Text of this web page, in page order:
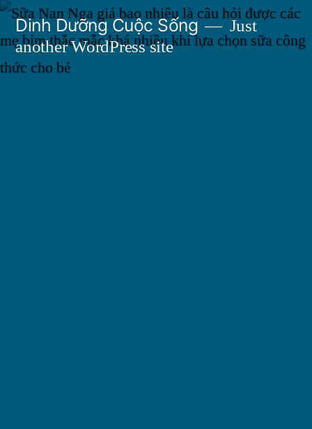
Skip
to
content
Dinh Dưỡng Cuộc Sống
Just
another WordPress site